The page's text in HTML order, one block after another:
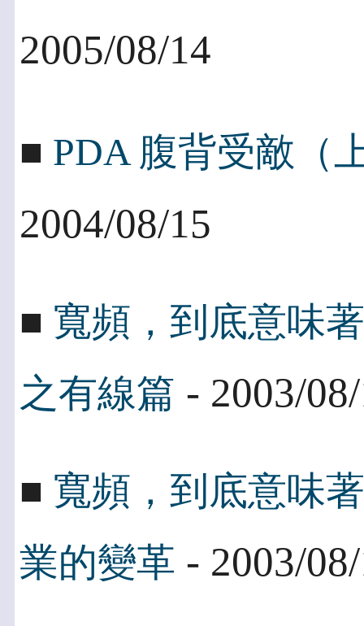
2005/08/14
■ PDA 腹背受敵（
2004/08/15
■ 寬頻，到底意味
之有線篇 - 2003/
■ 寬頻，到底意味
業的變革 - 2003/